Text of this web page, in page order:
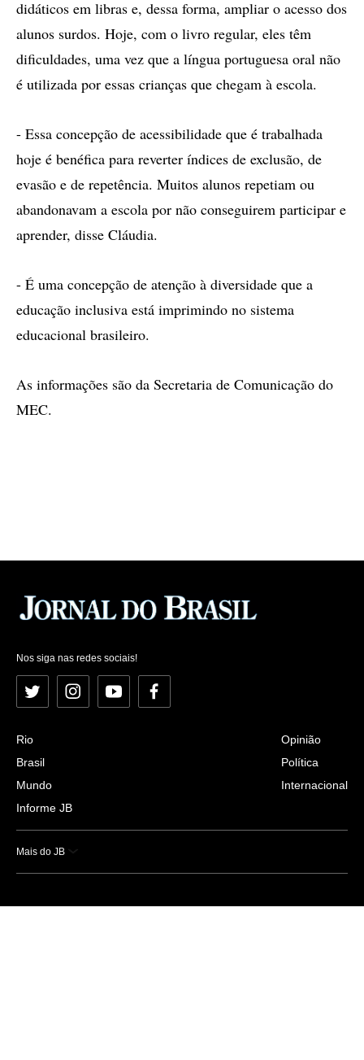
didáticos em libras e, dessa forma, ampliar o acesso dos
alunos surdos. Hoje, com o livro regular, eles têm
dificuldades, uma vez que a língua portuguesa oral não
é utilizada por essas crianças que chegam à escola.
- Essa concepção de acessibilidade que é trabalhada
hoje é benéfica para reverter índices de exclusão, de
evasão e de repetência. Muitos alunos repetiam ou
abandonavam a escola por não conseguirem participar e
aprender, disse Cláudia.
- É uma concepção de atenção à diversidade que a
educação inclusiva está imprimindo no sistema
educacional brasileiro.
As informações são da Secretaria de Comunicação do
MEC.
Nos siga nas redes sociais!
Twitter InstagramYouTubeFacebook
Rio
Brasil
Mundo
Informe JB
Opinião
Política
Internacional
Mais do JB
Esportes